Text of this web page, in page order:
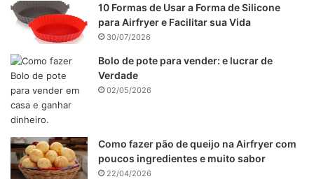
10 Formas de Usar a Forma de Silicone
para Airfryer e Facilitar sua Vida
30/07/2026
Bolo de pote para vender: e lucrar de
Verdade
02/05/2026
Como fazer pão de queijo na Airfryer com
poucos ingredientes e muito sabor
22/04/2026